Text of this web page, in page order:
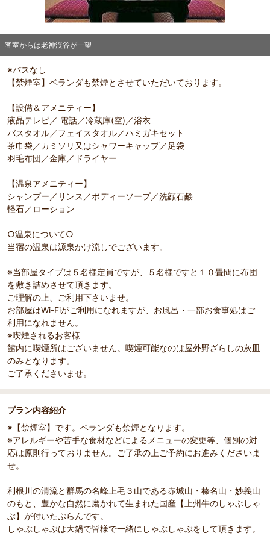
客室からは老神渓谷が一望
※バスなし
【禁煙室】ベランダも禁煙とさせていただいております。
【設備＆アメニティー】
液晶テレビ／ 電話／冷蔵庫(空)／浴衣
バスタオル／フェイスタオル／ハミガキセット
茶巾袋／カミソリ又はシャワーキャップ／足袋
羽毛布団／金庫／ドライヤー
【温泉アメニティー】
シャンプー／リンス／ボディーソープ／洗顔石鹸
軽石／ローション
○温泉について○
当宿の温泉は源泉かけ流しでございます。
※当部屋タイプは５名様定員ですが、５名様ですと１０畳間に布団
を敷き詰めさせて頂きます。
ご理解の上、ご利用下さいませ。
お部屋はWi-Fiがご利用になれますが、お風呂・一部お食事処はご
利用になれません。
※喫煙されるお客様
館内に喫煙所はございません。喫煙可能なのは屋外野ざらしの灰皿
のみとなります。
ご了承くださいませ。
プラン内容紹介
※【禁煙室】です。ベランダも禁煙となります。
※アレルギーや苦手な食材などによるメニューの変更等、個別の対
応は原則行っておりません。ご了承の上ご予約にお進みくださいま
せ。
利根川の清流と群馬の名峰上毛３山である赤城山・榛名山・妙義山
のもと、豊かな自然に磨かれて生まれた国産【上州牛のしゃぶしゃ
ぶ】が付いたぷらんです。
しゃぶしゃぶは大鍋で皆様で一緒にしゃぶしゃぶをして頂きます。
部屋詳細